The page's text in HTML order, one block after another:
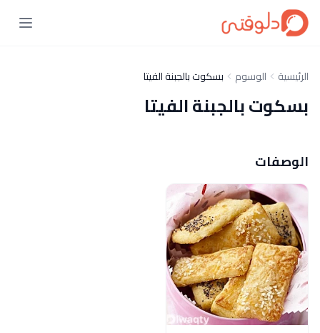
الرئيسية الوسوم بسكوت بالجبنة الفيتا
بسكوت بالجبنة الفيتا
الوصفات